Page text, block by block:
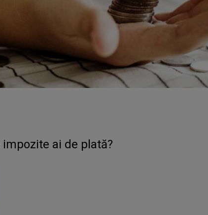
ai de plată?